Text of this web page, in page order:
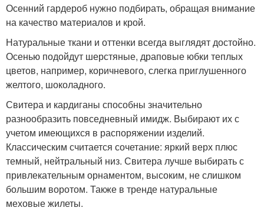
Осенний гардероб нужно подбирать, обращая внимание
на качество материалов и крой.
Натуральные ткани и оттенки всегда выглядят достойно.
Осенью подойдут шерстяные, драповые юбки теплых
цветов, например, коричневого, слегка приглушенного
желтого, шоколадного.
Свитера и кардиганы способны значительно
разнообразить повседневный имидж. Выбирают их с
учетом имеющихся в распоряжении изделий.
Классическим считается сочетание: яркий верх плюс
темный, нейтральный низ. Свитера лучше выбирать с
привлекательным орнаментом, высоким, не слишком
большим воротом. Также в тренде натуральные
меховые жилеты.